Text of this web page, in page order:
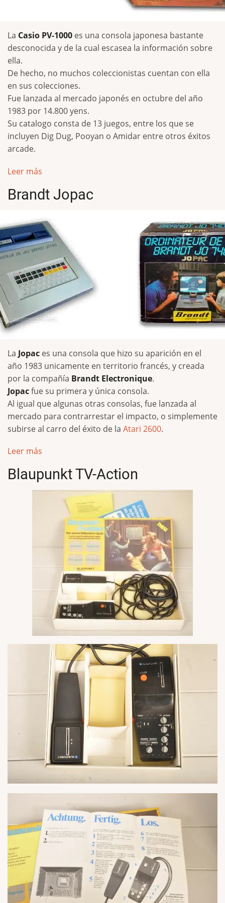
La Casio PV-1000 es una consola japonesa bastante
desconocida y de la cual escasea la información sobre
ella.
De hecho, no muchos coleccionistas cuentan con ella
en sus colecciones.
Fue lanzada al mercado japonés en octubre del año
1983 por 14.800 yens.
Su catalogo consta de 13 juegos, entre los que se
incluyen Dig Dug, Pooyan o Amidar entre otros éxitos
arcade.
Leer más
Brandt Jopac
​La Jopac es una consola que hizo su aparición en el
año 1983 unicamente en territorio francés, y creada
por la compañía Brandt Electronique.
Jopacfue su primera y única consola.
Al igual que algunas otras consolas, fue lanzada al
mercado para contrarrestar el impacto, o simplemente
subirse al carro del éxito de la Atari 2600.
Leer más
Blaupunkt TV-Action